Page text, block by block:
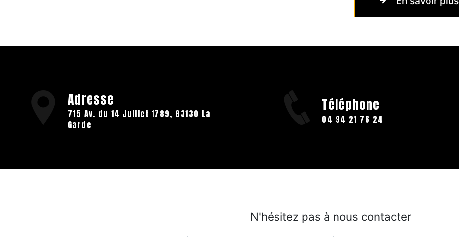
Adresse
715 Av. du 14 Juillet 1789, 83130 La
Garde
Téléphone
04 94 21 76 24
N'hésitez pas à nous contacter